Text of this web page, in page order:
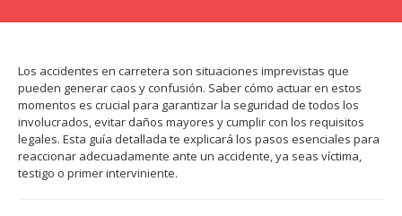
Los accidentes en carretera son situaciones imprevistas que
pueden generar caos y confusión. Saber cómo actuar en estos
momentos es crucial para garantizar la seguridad de todos los
involucrados, evitar daños mayores y cumplir con los requisitos
legales. Esta guía detallada te explicará los pasos esenciales para
reaccionar adecuadamente ante un accidente, ya seas víctima,
testigo o primer interviniente.